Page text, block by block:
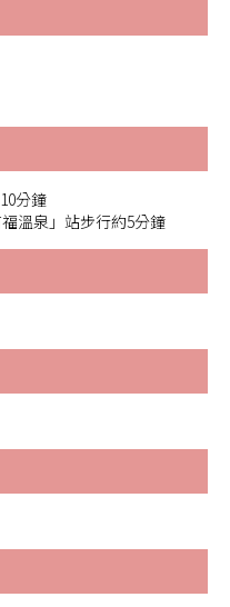
分鐘
溫泉」站步行約5分鐘